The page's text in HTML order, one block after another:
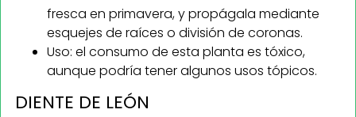
fresca en primavera, y propágala mediante
esquejes de raíces o división de coronas.
Uso: el consumo de esta planta es tóxico,
aunque podría tener algunos usos tópicos.
DIENTE DE LEÓN